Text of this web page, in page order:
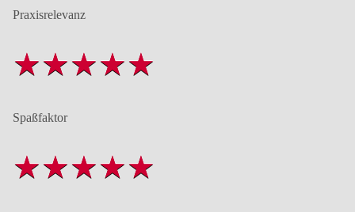
Praxisrelevanz
Spaßfaktor